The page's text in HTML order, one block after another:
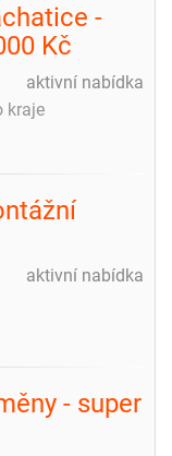
-
Kč
aktivní nabídka
kraje
aktivní nabídka
- super